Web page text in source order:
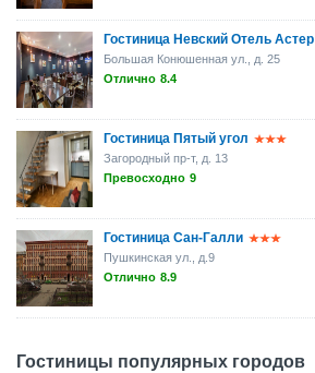
Гостиница Невский Отель Астер
Большая Конюшенная ул., д. 25
Отлично 8.4
Гостиница Пятый угол
Загородный пр-т, д. 13
Превосходно 9
Гостиница Сан-Галли
Пушкинская ул., д.9
Отлично 8.9
Гостиницы популярных городов